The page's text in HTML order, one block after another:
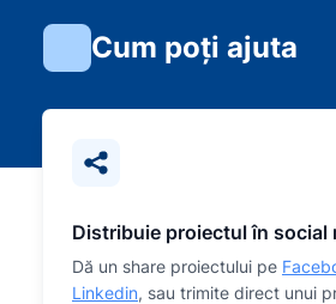
Cum poți ajuta
Distribuie proiectul în social
Dă un share proiectului pe
Linkedin, sau trimite direct unui